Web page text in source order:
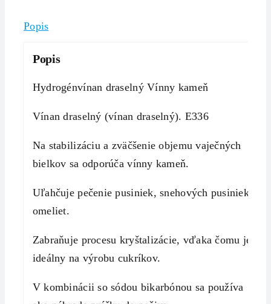
Popis
Popis
Hydrogénvínan draselný Vínny kameň
Vínan draselný (vínan draselný). E336
Na stabilizáciu a zväčšenie objemu vaječných
bielkov sa odporúča vínny kameň.
Uľahčuje pečenie pusiniek, snehových pusiniek a
omeliet.
Zabraňuje procesu kryštalizácie, vďaka čomu je
ideálny na výrobu cukríkov.
V kombinácii so sódou bikarbónou sa používa